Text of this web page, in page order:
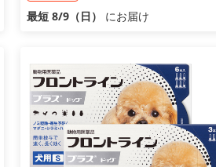
最短 8/9（日） にお届け